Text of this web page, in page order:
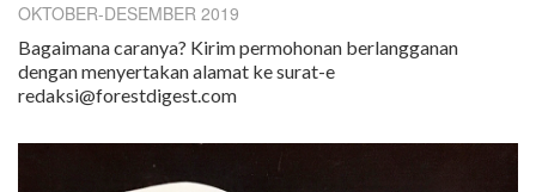
OKTOBER-DESEMBER 2019
Bagaimana caranya? Kirim permohonan berlangganan
dengan menyertakan alamat ke surat-e
redaksi@forestdigest.com